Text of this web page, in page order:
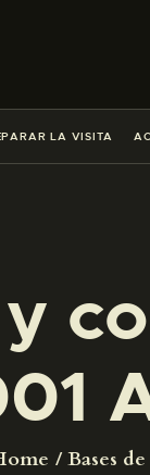
LA VISITA
Bases
█